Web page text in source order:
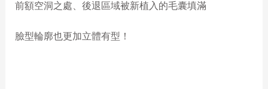
前額空洞之處、後退區域被新植入的毛囊填滿
臉型輪廓也更加立體有型！